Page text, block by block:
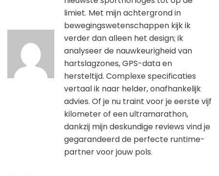
limiet. Met mijn achtergrond in
bewegingswetenschappen kijk ik
verder dan alleen het design; ik
analyseer de nauwkeurigheid van
hartslagzones, GPS-data en
hersteltijd. Complexe specificaties
vertaal ik naar helder, onafhankelijk
advies. Of je nu traint voor je eerste vijf
kilometer of een ultramarathon,
dankzij mijn deskundige reviews vind je
gegarandeerd de perfecte runtime-
partner voor jouw pols.